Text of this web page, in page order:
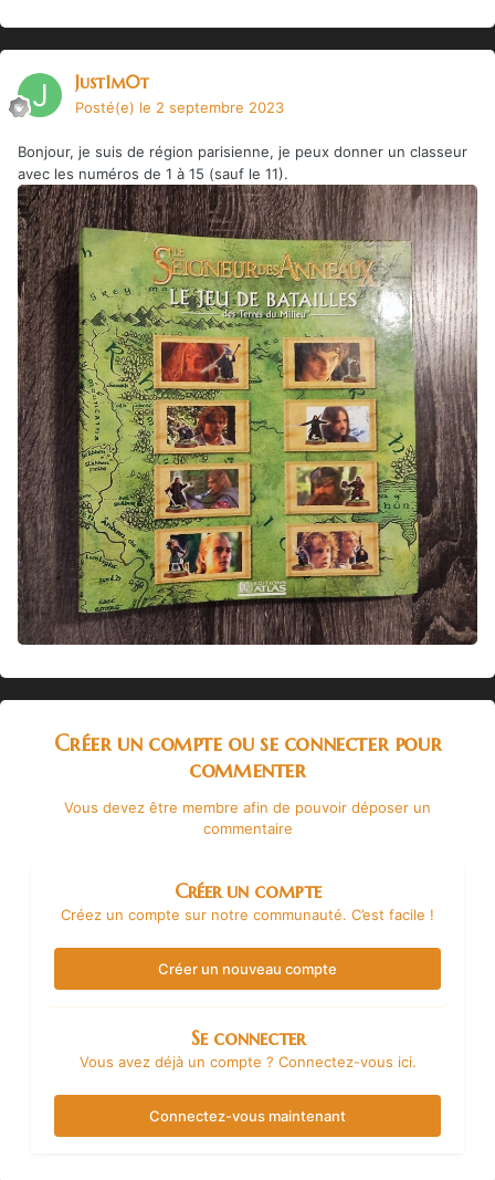
Just1m0t
Posté(e) le 2 septembre 2023
Bonjour, je suis de région parisienne, je peux donner un classeur
avec les numéros de 1 à 15 (sauf le 11).
Créer un compte ou se connecter pour
commenter
Vous devez être membre afin de pouvoir déposer un
commentaire
Créer un compte
Créez un compte sur notre communauté. C’est facile !
Créer un nouveau compte
Se connecter
Vous avez déjà un compte ? Connectez-vous ici.
Connectez-vous maintenant